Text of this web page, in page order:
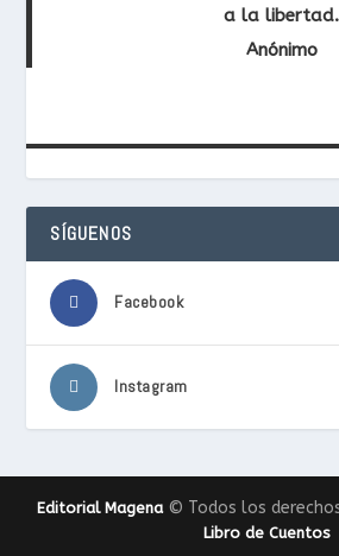
a la libertad.
Anónimo
SÍGUENOS
Facebook
Instagram
Editorial Magena© Todos los
Libro de Cuentos